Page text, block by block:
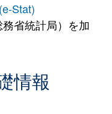
Stat)
務省統計局）を加
情報